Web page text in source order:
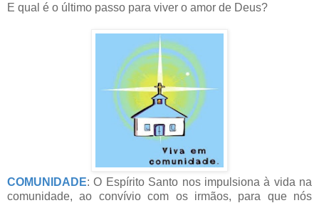
E qual é o último passo para viver o amor de Deus?
COMUNIDADE: O Espírito Santo nos impulsiona à vida na
comunidade, ao convívio com os irmãos, para que nós